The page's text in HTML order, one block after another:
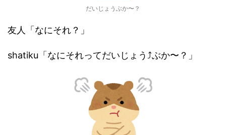
だいじょうぶか〜？
友人「なにそれ？」
shatiku「なにそれってだいじょう⤴︎ぶか〜？」